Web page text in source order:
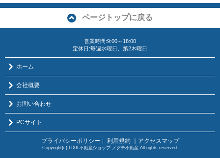
ページトップに戻る
営業時間:9:00～18:00
定休日:毎週水曜日、第2木曜日
ホーム
会社概要
お問い合わせ
PCサイト
プライバシーポリシー 利用規約 ｜アクセスマップ
Copyright(c) LIXIL不動産ショップ ノグチ不動産 All rights reserved.